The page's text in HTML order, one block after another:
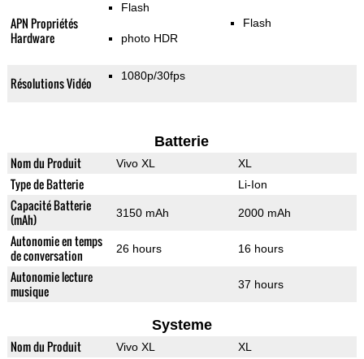
APN Propriétés
Hardware
Flash
photo HDR
Flash
Résolutions Vidéo 1080p/30fps
Batterie
Nom du Produit Vivo XL XL
Type de Batterie Li-Ion
Capacité Batterie
(mAh)
3150 mAh 2000 mAh
Autonomie en temps
de conversation
26 hours 16 hours
Autonomie lecture
musique
37 hours
Systeme
Nom du Produit Vivo XL XL